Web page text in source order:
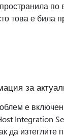
по
това е била
за
е
Integration
да изтеглите